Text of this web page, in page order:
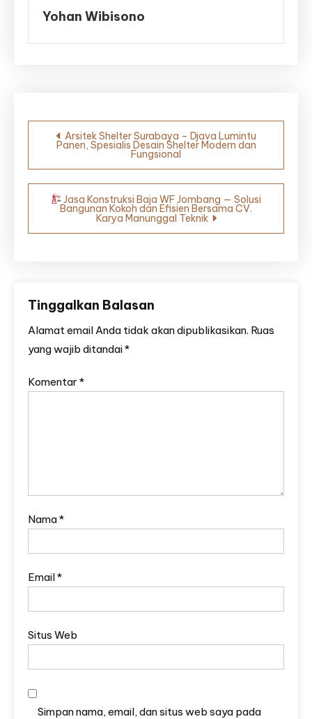
Yohan Wibisono
Navigasi
pos
Arsitek Shelter Surabaya – Djava Lumintu
Panen, Spesialis Desain Shelter Modern dan
Fungsional
Jasa Konstruksi Baja WF Jombang — Solusi
Bangunan Kokoh dan Efisien Bersama CV.
Karya Manunggal Teknik
Tinggalkan Balasan
Alamat email Anda tidak akan dipublikasikan. Ruas
yang wajib ditandai*
Komentar *
Nama*
Email*
Situs Web
Simpan nama, email, dan situs web saya pada